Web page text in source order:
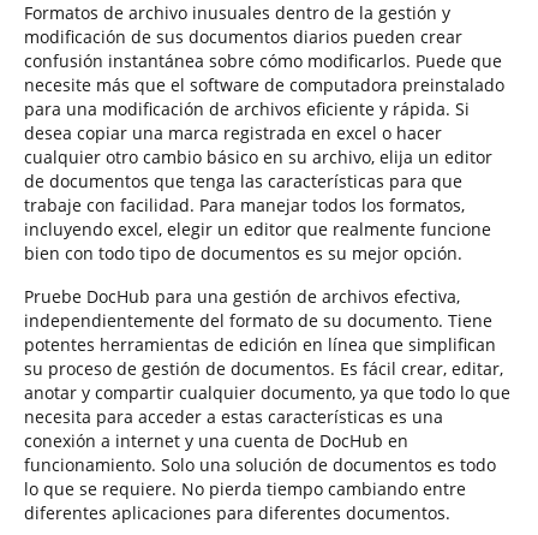
Formatos de archivo inusuales dentro de la gestión y
modificación de sus documentos diarios pueden crear
confusión instantánea sobre cómo modificarlos. Puede que
necesite más que el software de computadora preinstalado
para una modificación de archivos eficiente y rápida. Si
desea copiar una marca registrada en excel o hacer
cualquier otro cambio básico en su archivo, elija un editor
de documentos que tenga las características para que
trabaje con facilidad. Para manejar todos los formatos,
incluyendo excel, elegir un editor que realmente funcione
bien con todo tipo de documentos es su mejor opción.
Pruebe DocHub para una gestión de archivos efectiva,
independientemente del formato de su documento. Tiene
potentes herramientas de edición en línea que simplifican
su proceso de gestión de documentos. Es fácil crear, editar,
anotar y compartir cualquier documento, ya que todo lo que
necesita para acceder a estas características es una
conexión a internet y una cuenta de DocHub en
funcionamiento. Solo una solución de documentos es todo
lo que se requiere. No pierda tiempo cambiando entre
diferentes aplicaciones para diferentes documentos.